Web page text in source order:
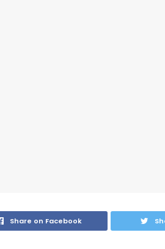
Share on Facebook